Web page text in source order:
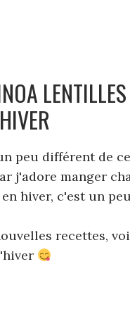
LENTILLES
peu différent de ce
j'adore manger
hiver, c'est un peu
recettes,